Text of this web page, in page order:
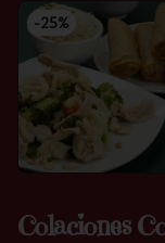
-25%
Colaciones